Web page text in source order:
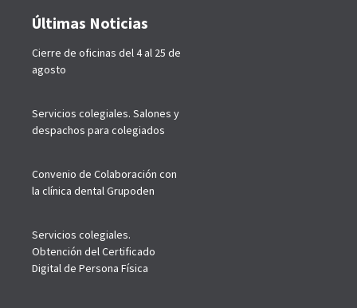
Últimas Noticias
Cierre de oficinas del 4 al 25 de
agosto
Servicios colegiales. Salones y
despachos para colegiados
Convenio de Colaboración con
la clínica dental Grupoden
Servicios colegiales.
Obtención del Certificado
Digital de Persona Física